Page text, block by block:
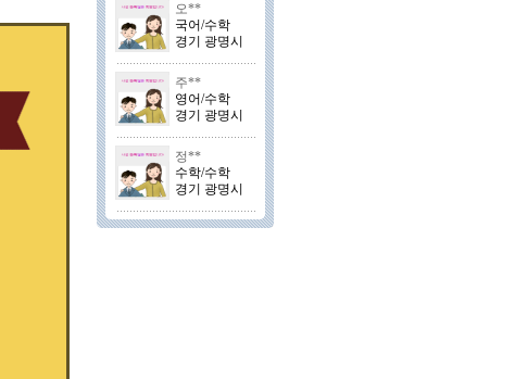
오**
국어/수학
경기 광명시
주**
영어/수학
경기 광명시
정**
수학/수학
경기 광명시